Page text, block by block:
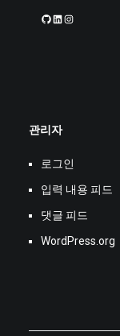
GitHubLinkedIn
관리자
로그인
입력 내용 피드
댓글 피드
WordPress.org